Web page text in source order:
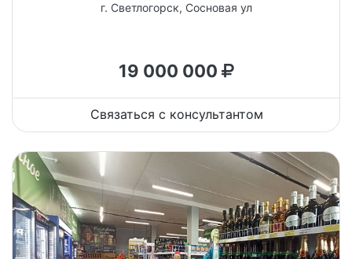
г. Светлогорск, Сосновая ул
19 000 000
Связаться с консультантом